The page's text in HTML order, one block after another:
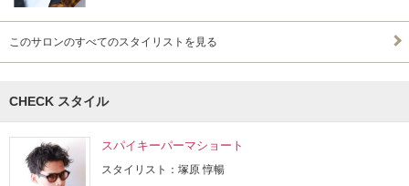
このサロンのすべてのスタイリストを見る
CHECK スタイル
スパイキーパーマショート
スタイリスト：塚原 惇暢